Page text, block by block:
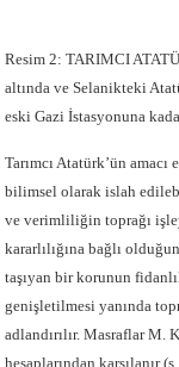
Resim 2: TARIMCI
altında ve Selanikteki
eski Gazi İstasyonuna
Tarımcı Atatürk’ün
bilimsel olarak islah
ve verimliliğin toprağı
kararlılığına bağlı
taşıyan bir korunun
genişletilmesi yanında
adlandırılır. Masraflar M.
hesaplarından karşılanır